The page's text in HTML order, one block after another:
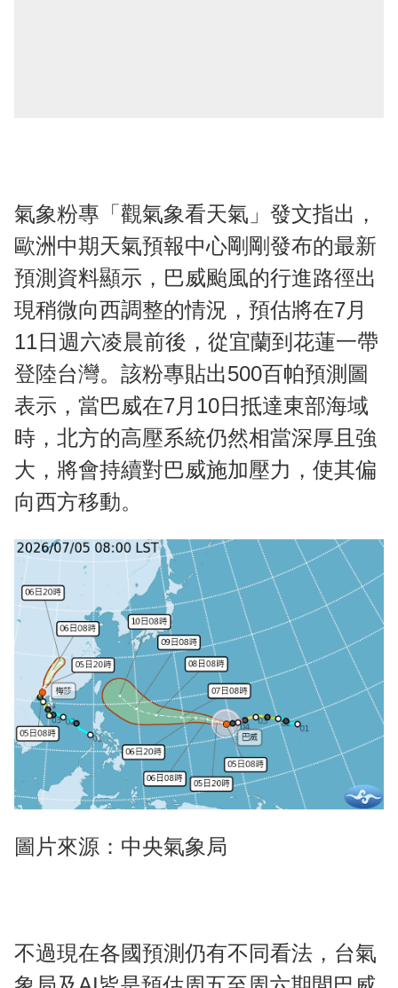
氣象粉專「觀氣象看天氣」發文指出，
歐洲中期天氣預報中心剛剛發布的最新
預測資料顯示，巴威颱風的行進路徑出
現稍微向西調整的情況，預估將在7月
11日週六凌晨前後，從宜蘭到花蓮一帶
登陸台灣。該粉專貼出500百帕預測圖
表示，當巴威在7月10日抵達東部海域
時，北方的高壓系統仍然相當深厚且強
大，將會持續對巴威施加壓力，使其偏
向西方移動。
圖片來源：中央氣象局
不過現在各國預測仍有不同看法，台氣